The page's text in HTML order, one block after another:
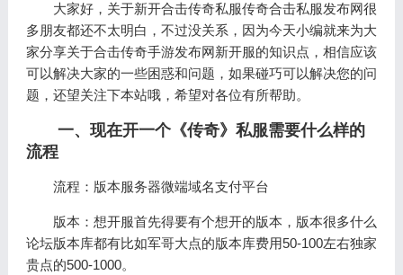
大家好，关于新开合击传奇私服传奇合击私服发布网很
多朋友都还不太明白，不过没关系，因为今天小编就来为大
家分享关于合击传奇手游发布网新开服的知识点，相信应该
可以解决大家的一些困惑和问题，如果碰巧可以解决您的问
题，还望关注下本站哦，希望对各位有所帮助。
一、现在开一个《传奇》私服需要什么样的
流程
流程：版本服务器微端域名支付平台
版本：想开服首先得要有个想开的版本，版本很多什么
论坛版本库都有比如军哥大点的版本库费用50-100左右独家
贵点的500-1000。